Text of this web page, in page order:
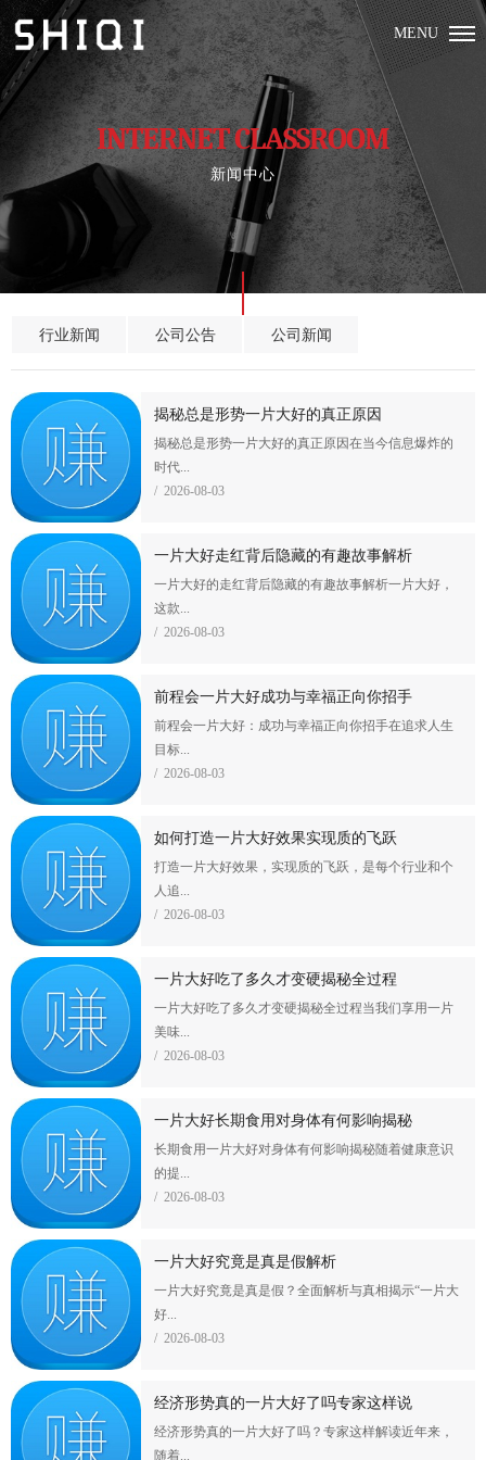
MENU
INTERNET CLASSROOM
新闻中心
行业新闻 公司公告 公司新闻
揭秘总是形势一片大好的真正原因
揭秘总是形势一片大好的真正原因在当今信息爆炸的
时代...
/ 2026-08-03
一片大好走红背后隐藏的有趣故事解析
一片大好的走红背后隐藏的有趣故事解析一片大好，
这款...
/ 2026-08-03
前程会一片大好成功与幸福正向你招手
前程会一片大好：成功与幸福正向你招手在追求人生
目标...
/ 2026-08-03
如何打造一片大好效果实现质的飞跃
打造一片大好效果，实现质的飞跃，是每个行业和个
人追...
/ 2026-08-03
一片大好吃了多久才变硬揭秘全过程
一片大好吃了多久才变硬揭秘全过程当我们享用一片
美味...
/ 2026-08-03
一片大好长期食用对身体有何影响揭秘
长期食用一片大好对身体有何影响揭秘随着健康意识
的提...
/ 2026-08-03
一片大好究竟是真是假解析
一片大好究竟是真是假？全面解析与真相揭示“一片大
好...
/ 2026-08-03
经济形势真的一片大好了吗专家这样说
经济形势真的一片大好了吗？专家这样解读近年来，
随着...